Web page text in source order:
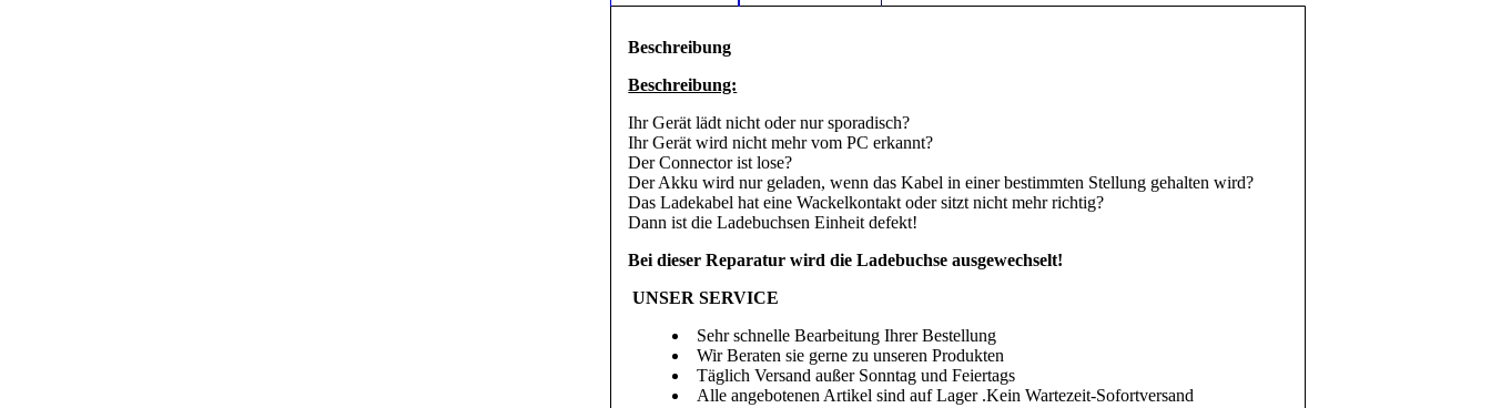
Beschreibung
Beschreibung:
Ihr Gerät lädt nicht oder nur sporadisch?
Ihr Gerät wird nicht mehr vom PC erkannt?
Der Connector ist lose?
Der Akku wird nur geladen, wenn das Kabel in einer bestimmten Stellung gehalten wird?
Das Ladekabel hat eine Wackelkontakt oder sitzt nicht mehr richtig?
Dann ist die Ladebuchsen Einheit defekt!
Bei dieser Reparatur wird die Ladebuchse ausgewechselt!
UNSER SERVICE
Sehr schnelle Bearbeitung Ihrer Bestellung
Wir Beraten sie gerne zu unseren Produkten
Täglich Versand außer Sonntag und Feiertags
Alle angebotenen Artikel sind auf Lager .Kein Wartezeit-Sofortversand